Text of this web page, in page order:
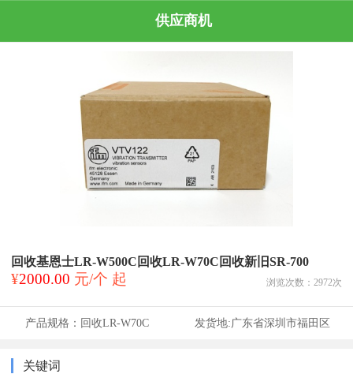
供应商机
回收基恩士LR-W500C回收LR-W70C回收新旧SR-700
¥2000.00 元/个 起 浏览次数： 2972次
产品规格： 回收LR-W70C 发货地:广东省深圳市福田区
关键词